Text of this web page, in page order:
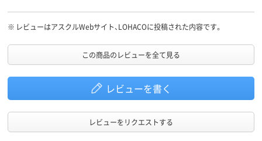
しようと思いました。
※ レビューはアスクルWebサイト、LOHACOに投稿された内容です。
この商品のレビューを全て見る
レビューを書く
レビューをリクエストする